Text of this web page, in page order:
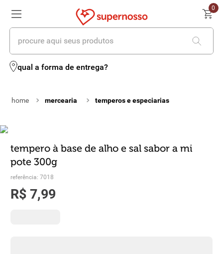
0
procure aqui seus produtos
qual a forma de entrega?
mercearia temperos e especiarias
tempero à base de alho e sal sabor a mi
pote 300g
referência: 7018
R$ 7,99
termos mais buscados
2º leite
4º iogurte
5º vinhos
6 biscoito